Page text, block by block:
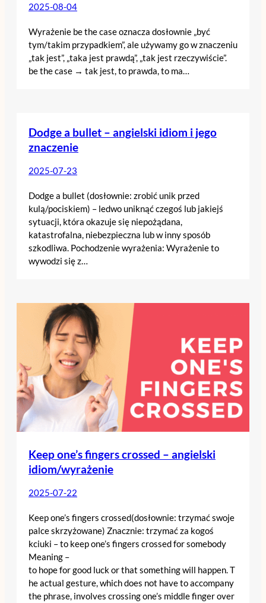
2025-08-04
Wyrażenie be the case oznacza dosłownie „być
tym/takim przypadkiem”, ale używamy go w znaczeniu
„tak jest”, „taka jest prawdą”, „tak jest rzeczywiście”.
be the case → tak jest, to prawda, to ma…
Dodge a bullet – angielski idiom i jego
znaczenie
2025-07-23
Dodge a bullet (dosłownie: zrobić unik przed
kulą/pociskiem) – ledwo uniknąć czegoś lub jakiejś
sytuacji, która okazuje się niepożądana,
katastrofalna, niebezpieczna lub w inny sposób
szkodliwa. Pochodzenie wyrażenia: Wyrażenie to
wywodzi się z…
Keep one’s fingers crossed – angielski
idiom/wyrażenie
2025-07-22
Keep one’s fingers crossed(dosłownie: trzymać swoje
palce skrzyżowane) Znacznie: trzymać za kogoś
kciuki – to keep one’s fingers crossed for somebody
Meaning –
to hope for good luck or that something will happen. T
he actual gesture, which does not have to accompany
the phrase, involves crossing one’s middle finger over